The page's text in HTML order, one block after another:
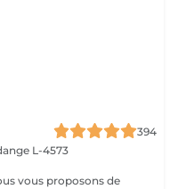
394
L-4573
vous proposons de